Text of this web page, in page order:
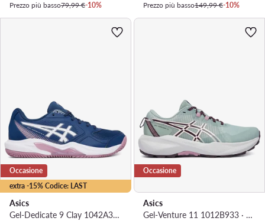
Prezzo più basso79,99 €-10%
Prezzo più basso149,99 €-10%
extra -15% Codice: LAST
Occasione
Asics
Gel-Dedicate 9 Clay 1042A314 · Scarpe da tennis
Occasione
Asics
Gel-Venture 11 1012B933 · Scarpe running